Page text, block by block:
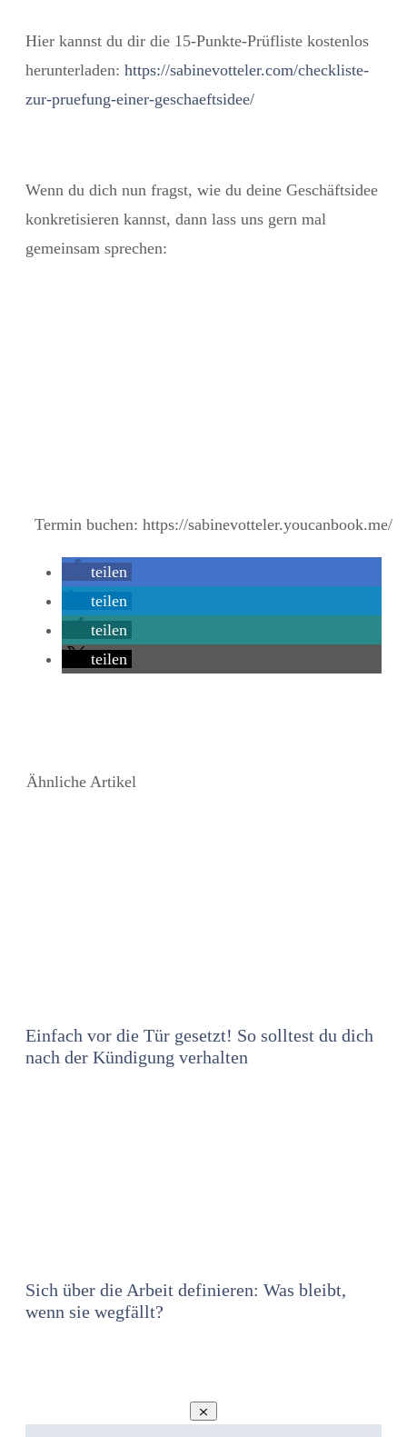
Hier kannst du dir die 15-Punkte-Prüfliste kostenlos
herunterladen: https://sabinevotteler.com/checkliste-
zur-pruefung-einer-geschaeftsidee/
Wenn du dich nun fragst, wie du deine Geschäftsidee
konkretisieren kannst, dann lass uns gern mal
gemeinsam sprechen:
Termin buchen: https://sabinevotteler.youcanbook.me/
teilen
teilen
teilen
teilen
Ähnliche Artikel
Einfach vor die Tür gesetzt! So solltest du dich
nach der Kündigung verhalten
Sich über die Arbeit definieren: Was bleibt,
wenn sie wegfällt?